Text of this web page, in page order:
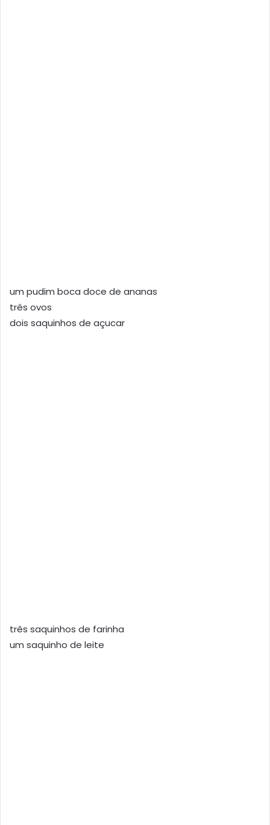
um pudim boca doce de ananas
três ovos
dois saquinhos de açucar
três saquinhos de farinha
um saquinho de leite